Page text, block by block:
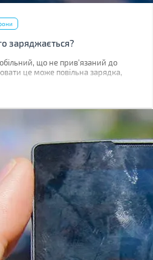
заряджається?
що не прив'язаний до
це може повільна зарядка,